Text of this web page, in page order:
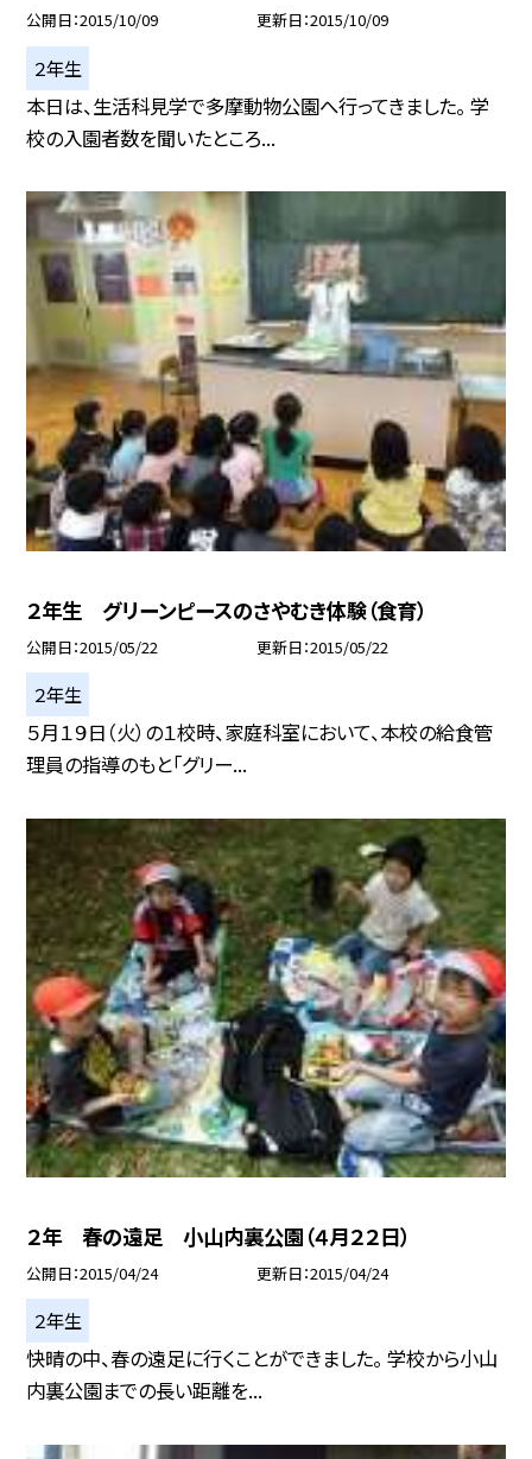
公開日 2015/10/09 更新日 2015/10/09
２年生
本日は、生活科見学で多摩動物公園へ行ってきました。 学
校の入園者数を聞いたところ...
２年生 グリーンピースのさやむき体験（食育）
公開日 2015/05/22 更新日 2015/05/22
２年生
５月１９日（火）の１校時、家庭科室において、本校の給食管
理員の指導のもと「グリー...
２年 春の遠足 小山内裏公園（４月２２日）
公開日 2015/04/24 更新日 2015/04/24
２年生
快晴の中、春の遠足に行くことができました。 学校から小山
内裏公園までの長い距離を...